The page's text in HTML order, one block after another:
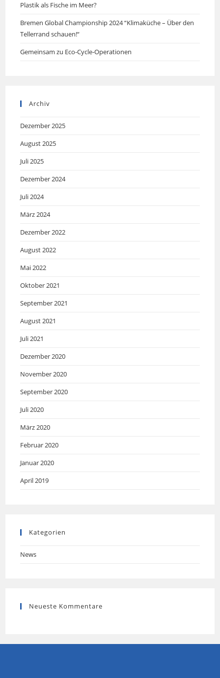
Plastik als Fische im Meer?
Bremen Global Championship 2024 “Klimaküche – Über den
Tellerrand schauen!“
Gemeinsam zu Eco-Cycle-Operationen
Archiv
Dezember 2025
August 2025
Juli 2025
Dezember 2024
Juli 2024
März 2024
Dezember 2022
August 2022
Mai 2022
Oktober 2021
September 2021
August 2021
Juli 2021
Dezember 2020
November 2020
September 2020
Juli 2020
März 2020
Februar 2020
Januar 2020
April 2019
Kategorien
News
Neueste Kommentare